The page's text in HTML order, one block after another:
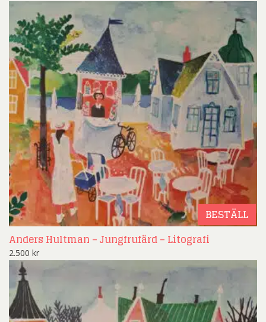
BESTÄLL
Anders Hultman – Jungfrufärd – Litografi
2.500 kr